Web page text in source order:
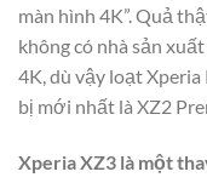
màn hình 4K”. Quả
không có nhà sản
4K, dù vậy loạt
bị mới nhất là XZ2
Xperia XZ3 là một